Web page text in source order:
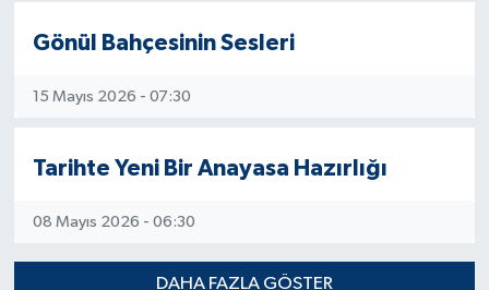
Gönül Bahçesinin Sesleri
15 Mayıs 2026 - 07:30
Tarihte Yeni Bir Anayasa Hazırlığı
08 Mayıs 2026 - 06:30
DAHA FAZLA GÖSTER